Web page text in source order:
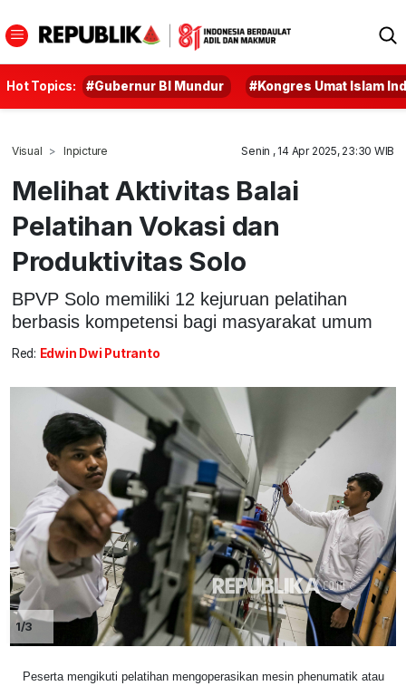
Hot Topics: #Gubernur BI Mundur #Kongres Umat Islam
Visual Inpicture Senin , 14 Apr 2025, 23:30 WIB
Melihat Aktivitas Balai
Pelatihan Vokasi dan
Produktivitas Solo
BPVP Solo memiliki 12 kejuruan pelatihan
berbasis kompetensi bagi masyarakat umum
Red: Edwin Dwi Putranto
1/3
Peserta mengikuti pelatihan mengoperasikan mesin phenumatik atau